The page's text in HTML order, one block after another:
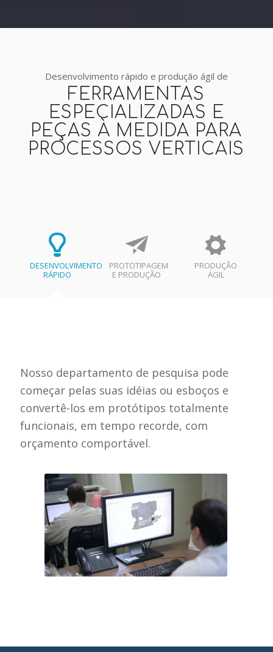
Desenvolvimento rápido e produção ágil de
FERRAMENTAS
ESPECIALIZADAS E
PEÇAS À MEDIDA PARA
PROCESSOS VERTICAIS
DESENVOLVIMENTO
RÁPIDO
PROTOTIPAGEM
E PRODUÇÃO
PRODUÇÃO
ÁGIL
Nosso departamento de pesquisa pode
começar pelas suas idéias ou esboços e
convertê-los em protótipos totalmente
funcionais, em tempo recorde, com
orçamento comportável.